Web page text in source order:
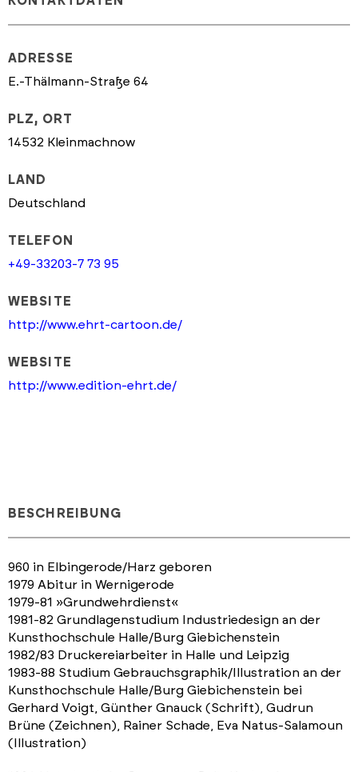
ADRESSE
E.-Thälmann-Straße 64
PLZ, ORT
14532 Kleinmachnow
LAND
Deutschland
TELEFON
+49-33203-7 73 95
WEBSITE
http://www.ehrt-cartoon.de/
WEBSITE
http://www.edition-ehrt.de/
BESCHREIBUNG
960 in Elbingerode/Harz geboren
1979 Abitur in Wernigerode
1979-81 »Grundwehrdienst«
1981-82 Grundlagenstudium Industriedesign an der
Kunsthochschule Halle/Burg Giebichenstein
1982/83 Druckereiarbeiter in Halle und Leipzig
1983-88 Studium Gebrauchsgraphik/Illustration an der
Kunsthochschule Halle/Burg Giebichenstein bei
Gerhard Voigt, Günther Gnauck (Schrift), Gudrun
Brüne (Zeichnen), Rainer Schade, Eva Natus-Salamoun
(Illustration)